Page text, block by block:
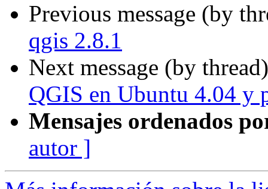
Previous message (by
qgis 2.8.1
Next message (by
QGIS en Ubuntu 4.04 y
Mensajes ordenados
autor ]